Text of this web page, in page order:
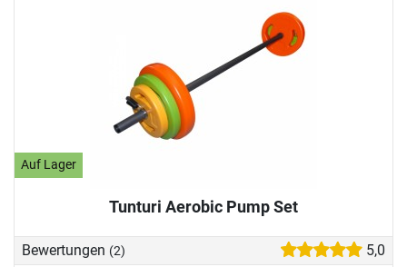
Auf Lager
Tunturi Aerobic Pump Set
Bewertungen (2) 5,0